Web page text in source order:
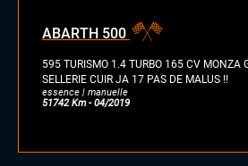
ABARTH 500
595 TURISMO 1.4 TURBO 165 CV MONZA
SELLERIE CUIR JA 17 PAS DE MALUS !!
essence | manuelle
51742 Km - 04/2019